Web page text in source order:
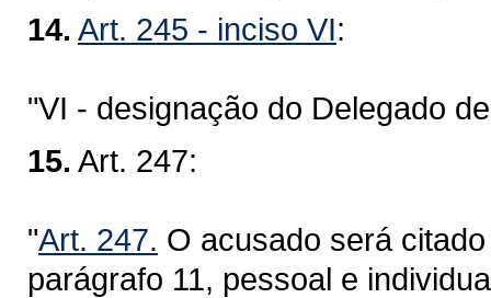
14. Art. 245 - inciso VI:
"VI - designação do Delegado
15. Art. 247:
"Art. 247. O acusado será
parágrafo 11, pessoal e